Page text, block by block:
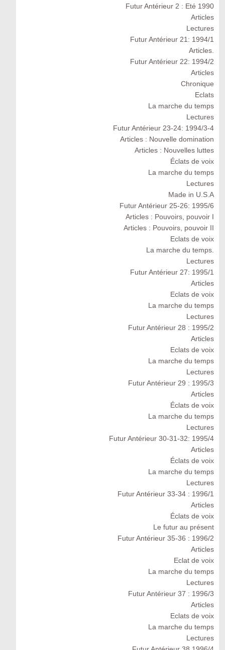
Futur Antérieur 2 : Eté 1990
Articles
Lectures
Futur Antérieur 21: 1994/1
Articles.
Futur Antérieur 22: 1994/2
Articles
Chronique
Eclats
La marche du temps
Lectures
Futur Antérieur 23-24: 1994/3-4
Articles : Nouvelle domination
Articles : Nouvelles luttes
Éclats de voix
La marche du temps
Lectures
Made in U.S.A
Futur Antérieur 25-26: 1995/6
Articles : Pouvoirs, pouvoir I
Articles : Pouvoirs, pouvoir II
Eclats de voix
La marche du temps.
Lectures
Futur Antérieur 27: 1995/1
Articles
Eclats de voix
La marche du temps
Lectures
Futur Antérieur 28 : 1995/2
Articles
Eclats de voix
La marche du temps
Lectures
Futur Antérieur 29 : 1995/3
Articles
Éclats de voix
La marche du temps
Lectures
Futur Antérieur 30-31-32: 1995/4
Articles
Éclats de voix
La marche du temps
Lectures
Futur Antérieur 33-34 : 1996/1
Articles
Éclats de voix
Le futur au présent
Futur Antérieur 35-36 : 1996/2
Articles
Eclat de voix
La marche du temps
Lectures
Futur Antérieur 37 : 1996/3
Articles
Eclats de voix
La marche du temps
Lectures